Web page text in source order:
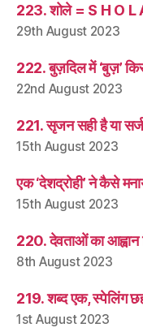
223. शोले = S H O L A
29th August 2023
222. बुज़दिल में ‘बुज़’
22nd August 2023
221. सृजन सही है या
15th August 2023
एक ‘देशद्रोही’ ने कैसे
15th August 2023
220. देवताओं का आह्वान
8th August 2023
219. शब्द एक, स्पेलिंग
1st August 2023